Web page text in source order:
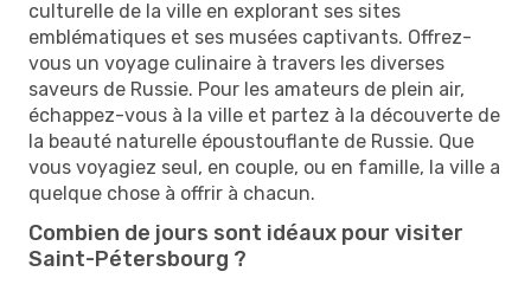
culturelle de la ville en explorant ses sites
emblématiques et ses musées captivants. Offrez-
vous un voyage culinaire à travers les diverses
saveurs de Russie. Pour les amateurs de plein air,
échappez-vous à la ville et partez à la découverte de
la beauté naturelle époustouflante de Russie. Que
vous voyagiez seul, en couple, ou en famille, la ville a
quelque chose à offrir à chacun.
Combien de jours sont idéaux pour visiter
Saint-Pétersbourg ?